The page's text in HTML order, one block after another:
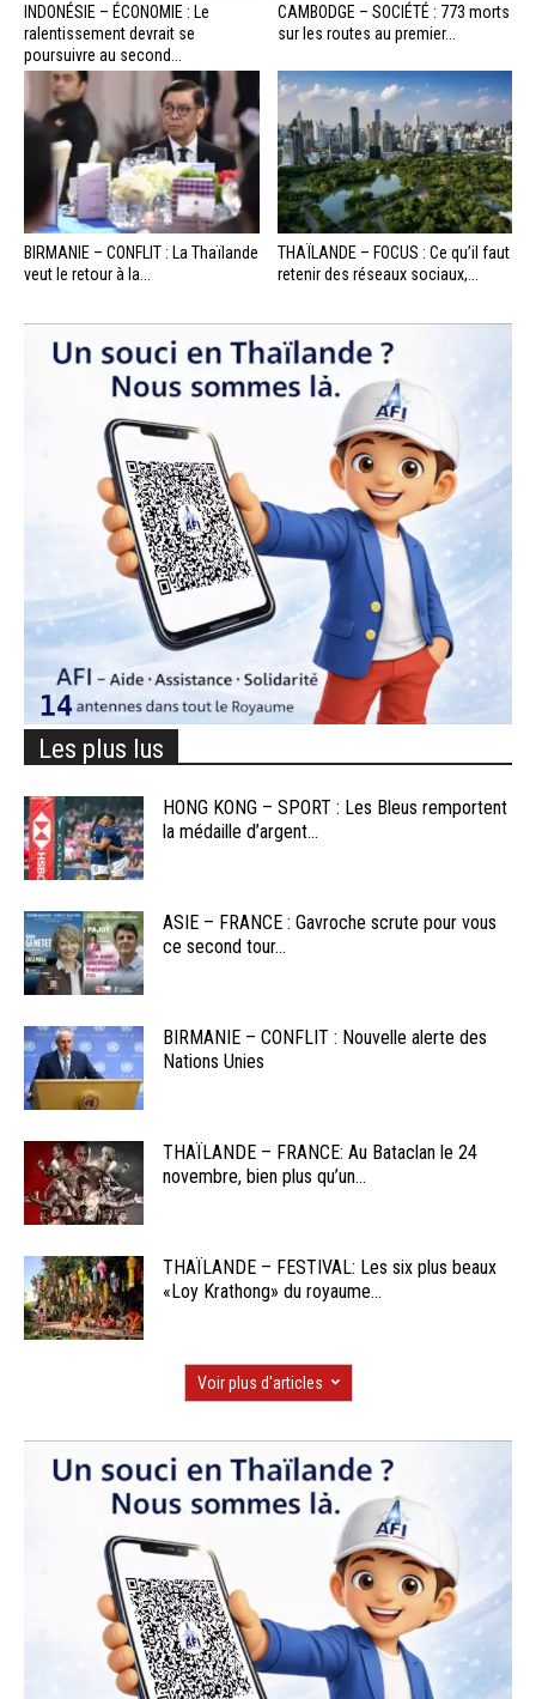
INDONÉSIE – ÉCONOMIE : Le
ralentissement devrait se
poursuivre au second...
CAMBODGE – SOCIÉTÉ : 773 morts
sur les routes au premier...
BIRMANIE – CONFLIT : La Thaïlande
veut le retour à la...
THAÏLANDE – FOCUS : Ce qu’il faut
retenir des réseaux sociaux,...
Les plus lus
HONG KONG – SPORT : Les Bleus remportent
la médaille d’argent...
ASIE – FRANCE : Gavroche scrute pour vous
ce second tour...
BIRMANIE – CONFLIT : Nouvelle alerte des
Nations Unies
THAÏLANDE – FRANCE: Au Bataclan le 24
novembre, bien plus qu’un...
THAÏLANDE – FESTIVAL: Les six plus beaux
«Loy Krathong» du royaume...
Voir plus d'articles